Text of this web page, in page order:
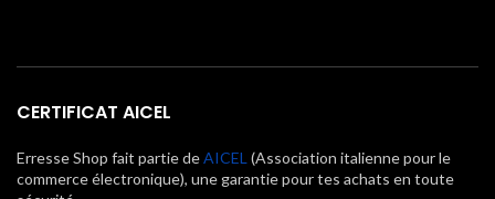
CERTIFICAT AICEL
Erresse Shop fait partie deAICEL (Association italienne pour le
commerce électronique), une garantie pour tes achats en toute